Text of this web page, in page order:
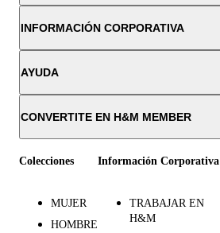
INFORMACIÓN CORPORATIVA
AYUDA
CONVERTITE EN H&M MEMBER
Colecciones
MUJER
HOMBRE
Información Corporativa
TRABAJAR EN
H&M